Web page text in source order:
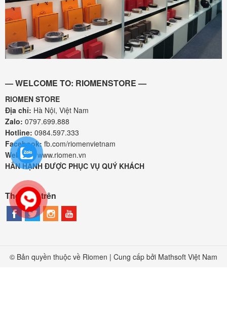
— WELCOME TO: RIOMENSTORE —
RIOMEN STORE
Địa chỉ: Hà Nội, Việt Nam
Zalo: 0797.699.888
Hotline: 0984.597.333
Facebook: fb.com/riomenvietnam
Website: www.riomen.vn
HÂN HẠNH ĐƯỢC PHỤC VỤ QUÝ KHÁCH
Theo dõi trên
© Bản quyền thuộc về Riomen | Cung cấp bởi Mathsoft Việt Nam